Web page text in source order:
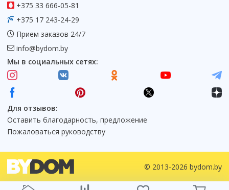
+375 33 666-05-81
+375 17 243-24-29
Прием заказов 24/7
info@bydom.by
Мы в социальных сетях:
Для отзывов:
Оставить благодарность, предложение
Пожаловаться руководству
© 2013-2026 bydom.by